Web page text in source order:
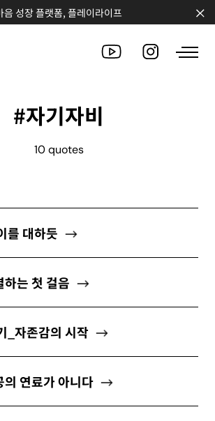
음 성장 플랫폼, 플레이라이프
PEOPLE
QUOTE
ABOUT
newsletter
#자기자비
10 quotes
를 대하듯
는 첫 걸음
_자존감의 시작
연료가 아니다